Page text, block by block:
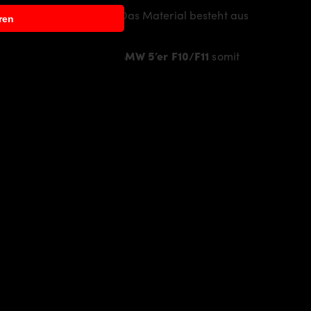
Linie des Fahrzeugs. Das Material besteht aus
BMW 5’er F10/F11 somit